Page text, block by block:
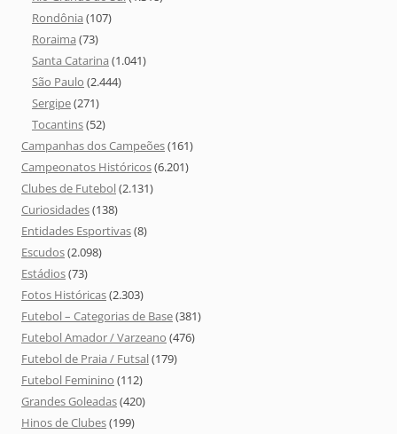
Rondônia (107)
Roraima (73)
Santa Catarina (1.041)
São Paulo (2.444)
Sergipe(271)
Tocantins(52)
Campanhas dos Campeões(161)
Campeonatos Históricos(6.201)
Clubes de Futebol(2.131)
Curiosidades(138)
Entidades Esportivas(8)
Escudos(2.098)
Estádios(73)
Fotos Históricas(2.303)
Futebol – Categorias de Base(381)
Futebol Amador / Varzeano (476)
Futebol de Praia / Futsal(179)
Futebol Feminino (112)
Grandes Goleadas(420)
Hinos de Clubes(199)